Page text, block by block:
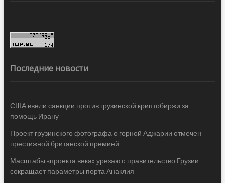
Последние новости
США ввели санкции против грузинской криптобиржи за
помощь Ирану
Проект грузинского фотографа о горной Аджарии отмечен
престижной британской премией
Масштабы «проекта века» урезают: правительство Грузии
сокращает параметры порта Анаклия